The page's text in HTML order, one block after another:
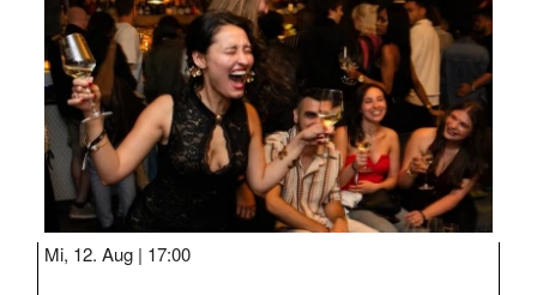
Mi, 12. Aug | 17:00